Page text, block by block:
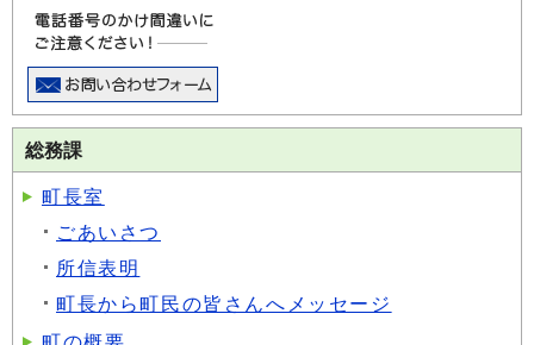
総務課
町長室
ごあいさつ
所信表明
町長から町民の皆さんへメッセージ